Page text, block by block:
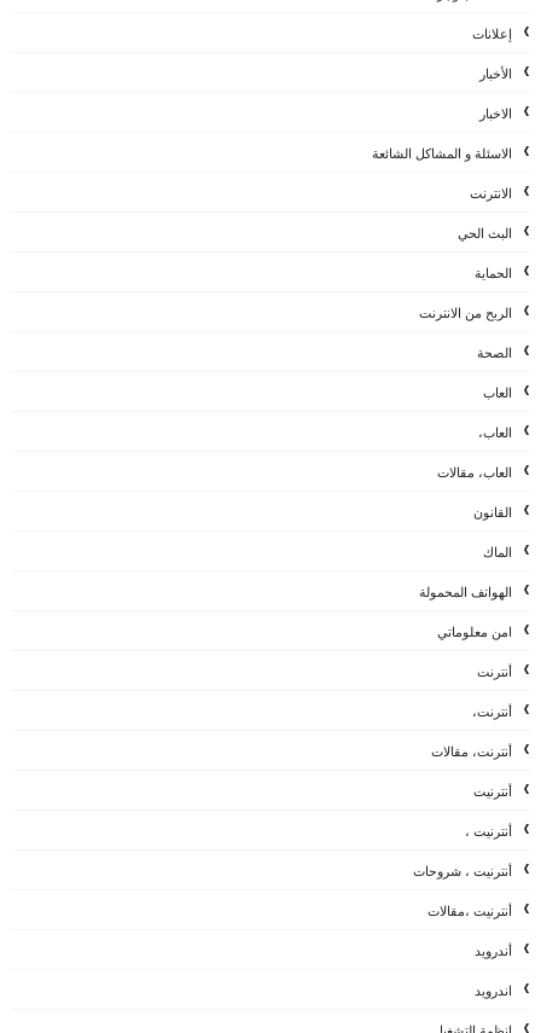
إعلانات
الأخبار
الاخبار
الاسئلة و المشاكل الشائعة
الانترنت
البث الحي
الحماية
الربح من الانترنت
الصحة
العاب
العاب،
العاب، مقالات
القانون
الماك
الهواتف المحمولة
امن معلوماتي
أنترنت
أنترنت،
أنترنت، مقالات
أنترنيت
أنترنيت ،
أنترنيت ، شروحات
أنترنيت ،مقالات
أندرويد
اندرويد